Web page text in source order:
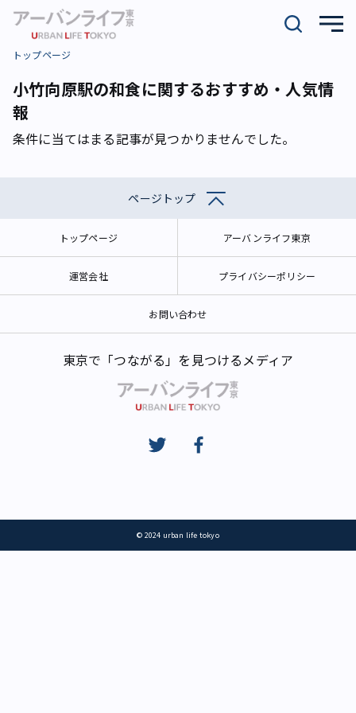
トップページ
小竹向原駅の和食に関するおすすめ・人気情
報
条件に当てはまる記事が見つかりませんでした。
ページトップ
トップページ アーバンライフ東京
運営会社 プライバシーポリシー
お問い合わせ
東京で「つながる」を見つけるメディア
© 2024 urban life tokyo